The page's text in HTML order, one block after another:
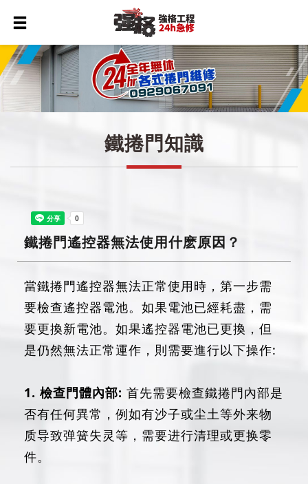
鐵捲門知識
鐵捲門遙控器無法使用什麽原因？
當鐵捲門遙控器無法正常使用時，第一步需
要檢查遙控器電池。如果電池已經耗盡，需
要更換新電池。如果遙控器電池已更換，但
是仍然無法正常運作，則需要進行以下操作:
1. 檢查門體內部: 首先需要檢查鐵捲門內部是
否有任何異常，例如有沙子或尘土等外来物
质导致弹簧失灵等，需要进行清理或更换零
件。